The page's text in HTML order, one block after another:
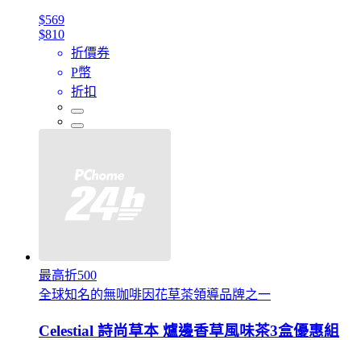
$569
$810
折價券
P幣
折扣
最高折500
全球知名的無咖啡因花草茶領導品牌之一
Celestial 詩尚草本 爐邊香草風味茶3盒優惠組